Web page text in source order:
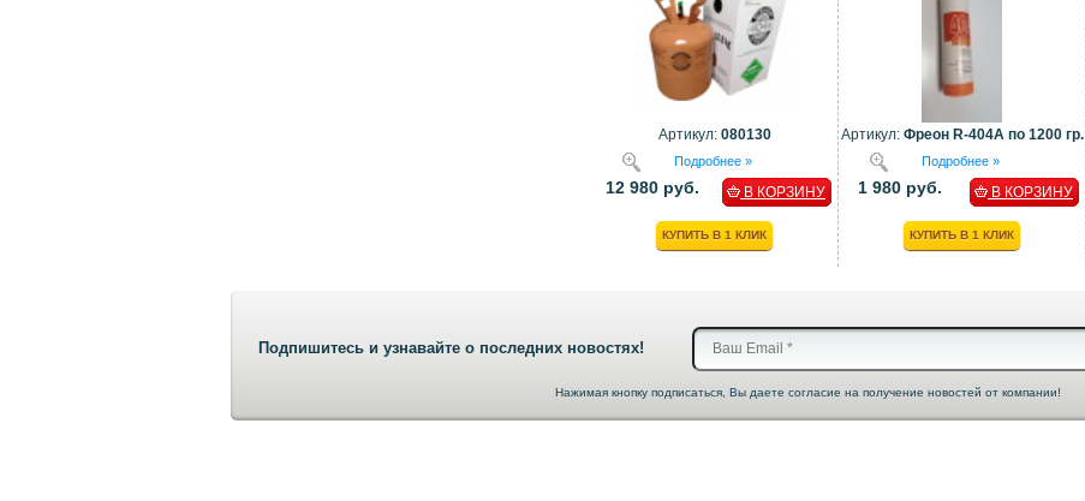
Артикул: 080130
Подробнее »
12 980 руб. В КОРЗИНУ
КУПИТЬ В 1 КЛИК
Артикул: Фреон R-404A по 1200 гр.
Подробнее »
1 980 руб. В КОРЗИНУ
КУПИТЬ В 1 КЛИК
Подпишитесь и узнавайте о последних новостях!
Нажимая кнопку подписаться, Вы даете согласие на получение новостей от компании!